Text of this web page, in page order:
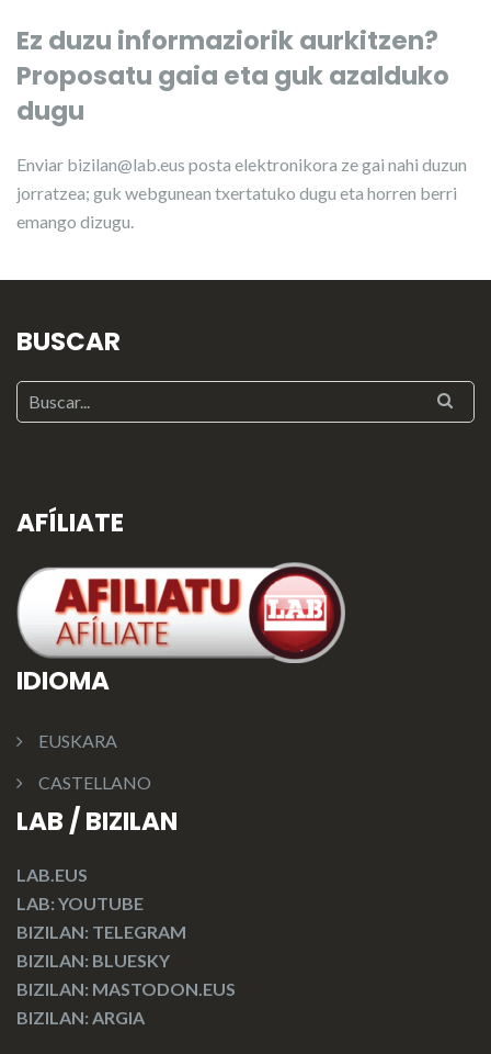
Ez duzu informaziorik aurkitzen?
Proposatu gaia eta guk azalduko
dugu
Enviar bizilan@lab.eus posta elektronikora ze gai nahi duzun
jorratzea; guk webgunean txertatuko dugu eta horren berri
emango dizugu.
BUSCAR
AFÍLIATE
IDIOMA
EUSKARA
CASTELLANO
LAB / BIZILAN
LAB.EUS
LAB: YOUTUBE
BIZILAN: TELEGRAM
BIZILAN: BLUESKY
BIZILAN: MASTODON.EUS
BIZILAN: ARGIA